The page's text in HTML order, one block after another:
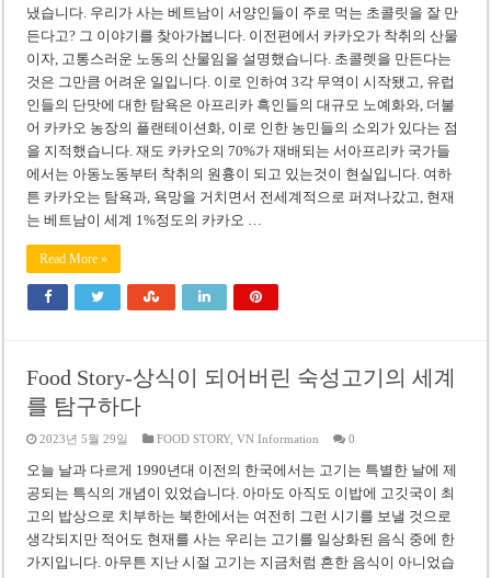
냈습니다. 우리가 사는 베트남이 서양인들이 주로 먹는 초콜릿을 잘 만
든다고? 그 이야기를 찾아가봅니다. 이전편에서 카카오가 착취의 산물
이자, 고통스러운 노동의 산물임을 설명했습니다. 초콜렛을 만든다는
것은 그만큼 어려운 일입니다. 이로 인하여 3각 무역이 시작됐고, 유럽
인들의 단맛에 대한 탐욕은 아프리카 흑인들의 대규모 노예화와, 더불
어 카카오 농장의 플랜테이션화, 이로 인한 농민들의 소외가 있다는 점
을 지적했습니다. 재도 카카오의 70%가 재배되는 서아프리카 국가들
에서는 아동노동부터 착취의 원흉이 되고 있는것이 현실입니다. 여하
튼 카카오는 탐욕과, 욕망을 거치면서 전세계적으로 퍼져나갔고, 현재
는 베트남이 세계 1%정도의 카카오 …
Read More »
Food Story-상식이 되어버린 숙성고기의 세계
를 탐구하다
2023년 5월 29일 FOOD STORY,VN Information 0
오늘 날과 다르게 1990년대 이전의 한국에서는 고기는 특별한 날에 제
공되는 특식의 개념이 있었습니다. 아마도 아직도 이밥에 고깃국이 최
고의 밥상으로 치부하는 북한에서는 여전히 그런 시기를 보낼 것으로
생각되지만 적어도 현재를 사는 우리는 고기를 일상화된 음식 중에 한
가지입니다. 아무튼 지난 시절 고기는 지금처럼 흔한 음식이 아니었습